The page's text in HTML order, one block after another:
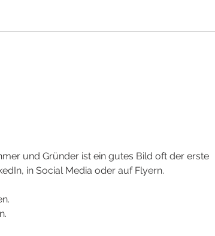
und Gründer ist ein gutes Bild oft der erste
in Social Media oder auf Flyern.